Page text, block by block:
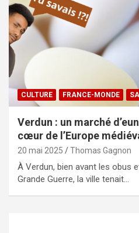
CULTURE FRANCE-MONDE
Verdun : un marché
cœur de l’Europe
20 mai 2025 Thomas Gagnon
À Verdun, bien avant les obus
Grande Guerre, la ville tenait…